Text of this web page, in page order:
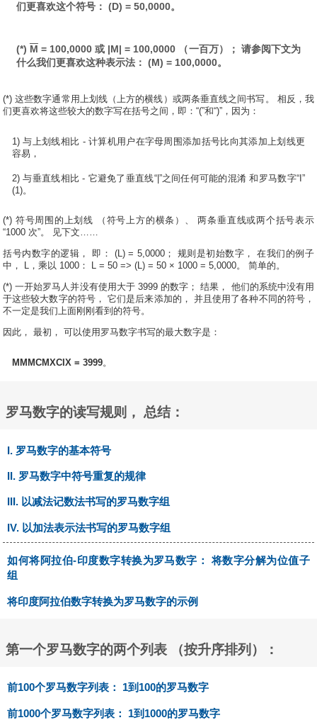
们更喜欢这个符号： (D) = 50,0000。
(*) M = 100,0000 或 |M| = 100,0000 （一百万）； 请参阅下文为
什么我们更喜欢这种表示法： (M) = 100,0000。
(*) 这些数字通常用上划线（上方的横线）或两条垂直线之间书写。 相反，我
们更喜欢将这些较大的数字写在括号之间，即：“(”和“)”，因为：
1) 与上划线相比 - 计算机用户在字母周围添加括号比向其添加上划线更
容易，
2) 与垂直线相比 - 它避免了垂直线“|”之间任何可能的混淆 和罗马数字“I”
(1)。
(*) 符号周围的上划线 （符号上方的横条）、 两条垂直线或两个括号表示
“1000 次”。 见下文……
括号内数字的逻辑， 即： (L) = 5,0000； 规则是初始数字， 在我们的例子
中， L，乘以 1000： L = 50 => (L) = 50 × 1000 = 5,0000。 简单的。
(*) 一开始罗马人并没有使用大于 3999 的数字； 结果， 他们的系统中没有用
于这些较大数字的符号， 它们是后来添加的， 并且使用了各种不同的符号，
不一定是我们上面刚刚看到的符号。
因此， 最初， 可以使用罗马数字书写的最大数字是：
MMMCMXCIX = 3999。
罗马数字的读写规则， 总结：
I. 罗马数字的基本符号
II. 罗马数字中符号重复的规律
III. 以减法记数法书写的罗马数字组
IV. 以加法表示法书写的罗马数字组
如何将阿拉伯-印度数字转换为罗马数字： 将数字分解为位值子
组
将印度阿拉伯数字转换为罗马数字的示例
第一个罗马数字的两个列表 （按升序排列）：
前100个罗马数字列表： 1到100的罗马数字
前1000个罗马数字列表： 1到1000的罗马数字